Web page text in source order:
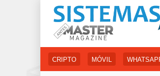
CRIPTO MÓVIL